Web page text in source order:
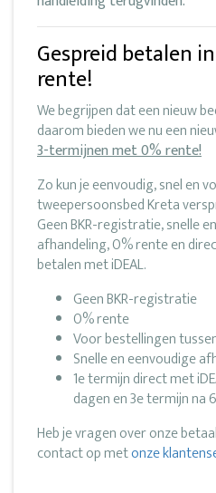
Gespreid betalen
rente!
We begrijpen dat een nieuw
daarom bieden we nu een
3-termijnen met 0% rente!
Zo kun je eenvoudig, snel en
tweepersoonsbed Kreta
Geen BKR-registratie, snelle
afhandeling, 0% rente en
betalen met iDEAL.
Geen BKR-registratie
0% rente
Voor bestellingen
Snelle en eenvoudige
1e termijn direct met
dagen en 3e termijn na
Heb je vragen over onze
contact op metonze